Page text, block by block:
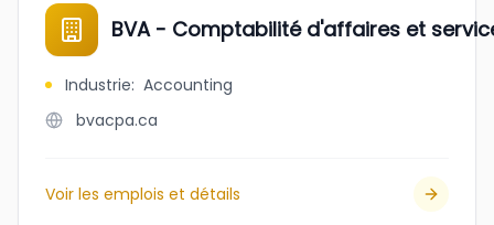
BVA - Comptabilité d'affaires et
Industrie: Accounting
bvacpa.ca
Voir les emplois et détails